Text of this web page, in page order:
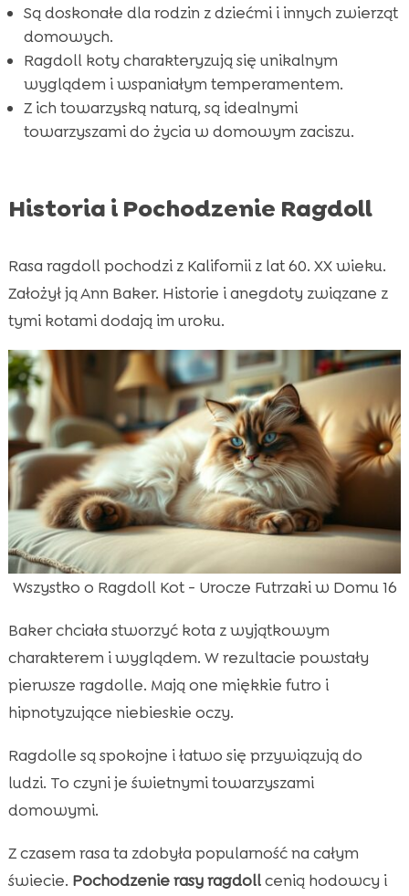
Są doskonałe dla rodzin z dziećmi i innych zwierząt
domowych.
Ragdoll koty charakteryzują się unikalnym
wyglądem i wspaniałym temperamentem.
Z ich towarzyską naturą, są idealnymi
towarzyszami do życia w domowym zaciszu.
Historia i Pochodzenie Ragdoll
Rasa ragdoll pochodzi z Kalifornii z lat 60. XX wieku.
Założył ją Ann Baker. Historie i anegdoty związane z
tymi kotami dodają im uroku.
Wszystko o Ragdoll Kot - Urocze Futrzaki w Domu 16
Baker chciała stworzyć kota z wyjątkowym
charakterem i wyglądem. W rezultacie powstały
pierwsze ragdolle. Mają one miękkie futro i
hipnotyzujące niebieskie oczy.
Ragdolle są spokojne i łatwo się przywiązują do
ludzi. To czyni je świetnymi towarzyszami
domowymi.
Z czasem rasa ta zdobyła popularność na całym
świecie. Pochodzenie rasy ragdollcenią hodowcy i